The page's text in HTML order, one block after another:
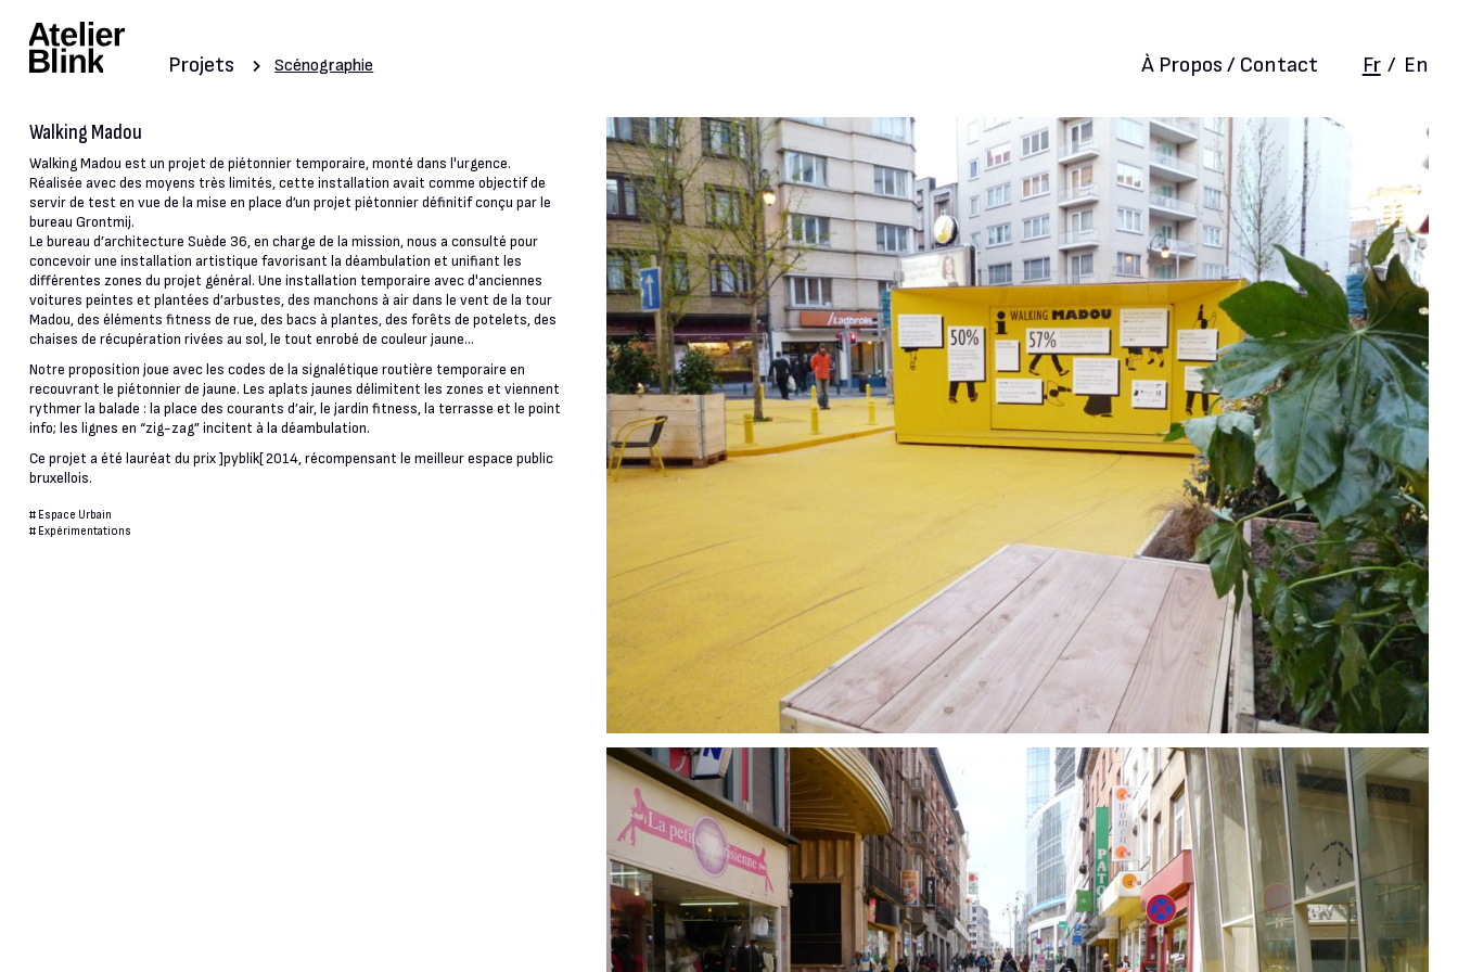
Projets Scénographie À Propos / Contact Fr / En
Walking Madou
Walking Madou est un projet de piétonnier temporaire, monté dans l'urgence.
Réalisée avec des moyens très limités, cette installation avait comme objectif de
servir de test en vue de la mise en place d’un projet piétonnier définitif conçu par le
bureau Grontmij.
Le bureau d’architecture Suède 36, en charge de la mission, nous a consulté pour
concevoir une installation artistique favorisant la déambulation et unifiant les
différentes zones du projet général. Une installation temporaire avec d'anciennes
voitures peintes et plantées d’arbustes, des manchons à air dans le vent de la tour
Madou, des éléments fitness de rue, des bacs à plantes, des forêts de potelets, des
chaises de récupération rivées au sol, le tout enrobé de couleur jaune...
Notre proposition joue avec les codes de la signalétique routière temporaire en
recouvrant le piétonnier de jaune. Les aplats jaunes délimitent les zones et viennent
rythmer la balade : la place des courants d’air, le jardin fitness, la terrasse et le point
info; les lignes en “zig-zag” incitent à la déambulation.
Ce projet a été lauréat du prix ]pyblik[ 2014, récompensant le meilleur espace public
bruxellois.
# Espace Urbain
# Expérimentations